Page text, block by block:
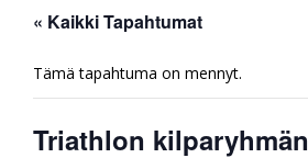
« Kaikki Tapahtumat
Tämä tapahtuma on mennyt.
Triathlon kilparyhmän